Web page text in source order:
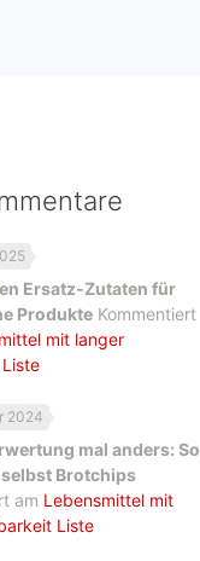
Ersatz-Zutaten für
Produkte Kommentiert
mit langer
2024
mal anders: So
Brotchips
am Lebensmittel mit
Liste